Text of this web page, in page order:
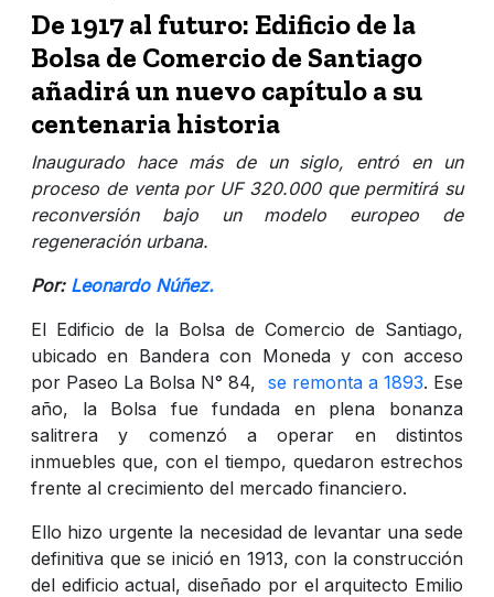
De 1917 al futuro: Edificio de la
Bolsa de Comercio de Santiago
añadirá un nuevo capítulo a su
centenaria historia
Inaugurado hace más de un siglo, entró en un
proceso de venta por UF 320.000 que permitirá su
reconversión bajo un modelo europeo de
regeneración urbana.
Por: Leonardo Núñez.
El Edificio de la Bolsa de Comercio de Santiago,
ubicado en Bandera con Moneda y con acceso
por Paseo La Bolsa N° 84, se remonta a 1893. Ese
año, la Bolsa fue fundada en plena bonanza
salitrera y comenzó a operar en distintos
inmuebles que, con el tiempo, quedaron estrechos
frente al crecimiento del mercado financiero.
Ello hizo urgente la necesidad de levantar una sede
definitiva que se inició en 1913, con la construcción
del edificio actual, diseñado por el arquitecto Emilio